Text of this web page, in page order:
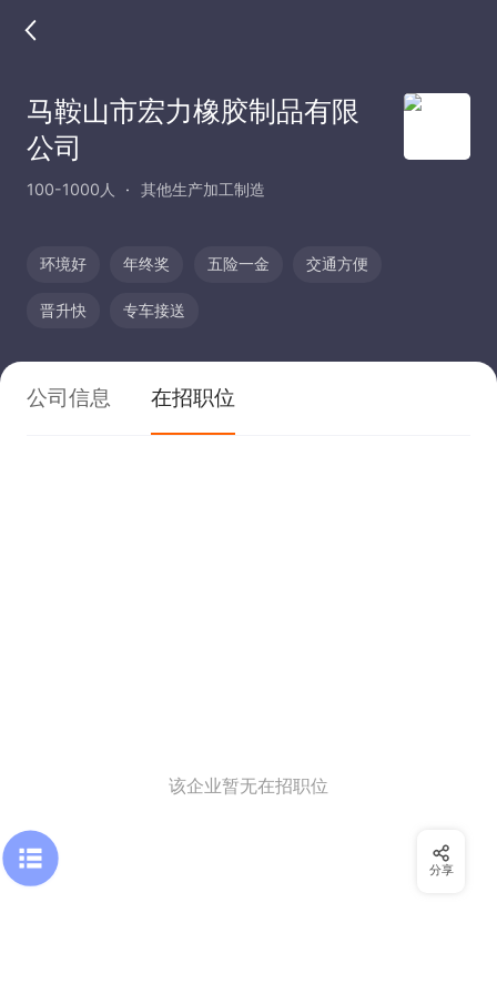
马鞍山市宏力橡胶制品有限
公司
100-1000人 其他生产加工制造
环境好 年终奖 五险一金 交通方便
晋升快 专车接送
公司信息 在招职位
该企业暂无在招职位
分享